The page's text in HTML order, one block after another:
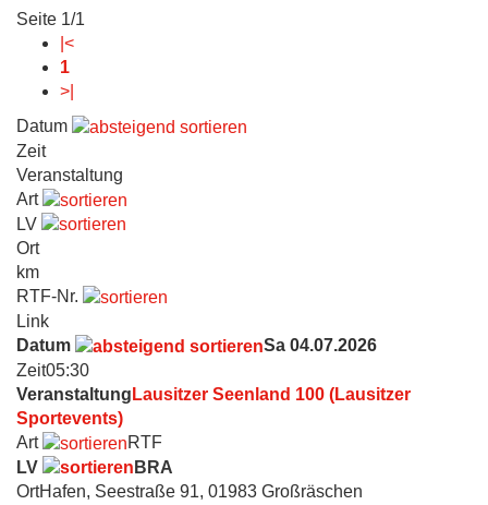
Seite 1/1
|<
1
>|
Datum
Zeit
Veranstaltung
Art
LV
Ort
km
RTF-Nr.
Link
Datum
Sa 04.07.2026
Zeit05:30
Veranstaltung Lausitzer Seenland 100 (Lausitzer
Sportevents)
Art
RTF
LV
BRA
OrtHafen, Seestraße 91, 01983 Großräschen